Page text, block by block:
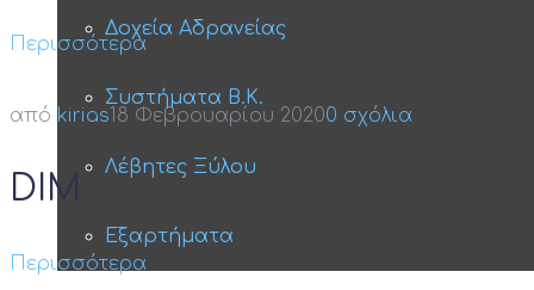
Δοχεία Αδρανείας
Συστήματα Β.Κ.
Λέβητες Ξύλου
Εξαρτήματα
Περισσότερα
από kirias18 Φεβρουαρίου 20200 σχόλια
DIM
Περισσότερα